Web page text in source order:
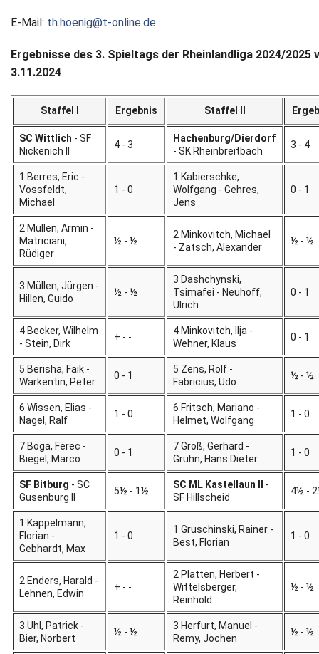
E-Mail: th.hoenig@t-online.de
Ergebnisse des 3. Spieltags der Rheinlandliga 2024/2025
3.11.2024
Staffel I Ergebnis Staffel II
SC Wittlich - SF
Nickenich II
4 - 3
Hachenburg/Dierdorf
- SK Rheinbreitbach
3 - 4
1 Berres, Eric -
Vossfeldt,
Michael
1 - 0
1 Kabierschke,
Wolfgang - Gehres,
Jens
0 - 1
2 Müllen, Armin -
Matriciani,
Rüdiger
½ - ½
2 Minkovitch, Michael
- Zatsch, Alexander
½ - ½
3 Müllen, Jürgen -
Hillen, Guido
½ - ½
3 Dashchynski,
Tsimafei - Neuhoff,
Ulrich
0 - 1
4 Becker, Wilhelm
- Stein, Dirk
+ - -
4 Minkovitch, Ilja -
Wehner, Klaus
0 - 1
5 Berisha, Faik -
Warkentin, Peter
0 - 1
5 Zens, Rolf -
Fabricius, Udo
½ - ½
6 Wissen, Elias -
Nagel, Ralf
1 - 0
6 Fritsch, Mariano -
Helmet, Wolfgang
1 - 0
7 Boga, Ferec -
Biegel, Marco
0 - 1
7 Groß, Gerhard -
Gruhn, Hans Dieter
1 - 0
SF Bitburg - SC
Gusenburg II
5½ - 1½
SC ML Kastellaun II
-
SF Hillscheid
4½ -
1 Kappelmann,
Florian -
Gebhardt, Max
1 - 0
1 Gruschinski, Rainer -
Best, Florian
1 - 0
2 Enders, Harald -
Lehnen, Edwin
+ - -
2 Platten, Herbert -
Wittelsberger,
Reinhold
½ - ½
3 Uhl, Patrick -
Bier, Norbert
½ - ½
3 Herfurt, Manuel -
Remy, Jochen
½ - ½